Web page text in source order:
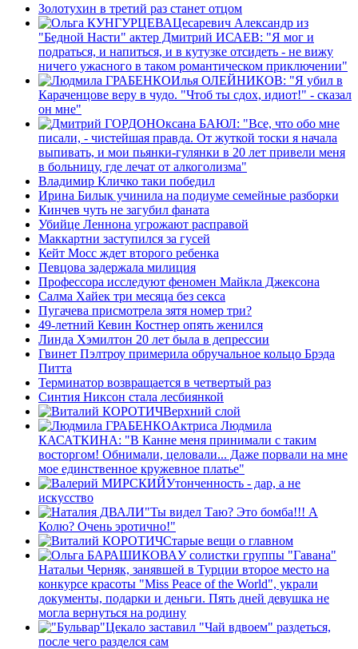
Золотухин в третий раз станет отцом
Цесаревич Александр из
"Бедной Насти" актер Дмитрий ИСАЕВ: "Я мог и
подраться, и напиться, и в кутузке отсидеть - не вижу
ничего ужасного в таком романтическом приключении"
Илья ОЛЕЙНИКОВ: "Я убил в
Караченцове веру в чудо. "Чтоб ты сдох, идиот!" - сказал
он мне"
Оксана БАЮЛ: "Все, что обо мне
писали, - чистейшая правда. От жуткой тоски я начала
выпивать, и мои пьянки-гулянки в 20 лет привели меня
в больницу, где лечат от алкоголизма"
Владимир Кличко таки победил
Ирина Билык учинила на подиуме семейные разборки
Кинчев чуть не загубил фаната
Убийце Леннона угрожают расправой
Маккартни заступился за гусей
Кейт Мосс ждет второго ребенка
Певцова задержала милиция
Профессора исследуют феномен Майкла Джексона
Салма Хайек три месяца без секса
Пугачева присмотрела зятя номер три?
49-летний Кевин Костнер опять женился
Линда Хэмилтон 20 лет была в депрессии
Гвинет Пэлтроу примерила обручальное кольцо Брэда
Питта
Терминатор возвращается в четвертый раз
Синтия Никсон стала лесбиянкой
Верхний слой
Актриса Людмила
КАСАТКИНА: "В Канне меня принимали с таким
восторгом! Обнимали, целовали... Даже порвали на мне
мое единственное кружевное платье"
Утонченность - дар, а не
искусство
"Ты видел Таю? Это бомба!!! А
Колю? Очень эротично!"
Старые вещи о главном
У солистки группы "Гавана"
Натальи Черняк, занявшей в Турции второе место на
конкурсе красоты "Miss Peace of the World", украли
документы, подарки и деньги. Пять дней девушка не
могла вернуться на родину
Цекало заставил "Чай вдвоем" раздеться,
после чего разделся сам